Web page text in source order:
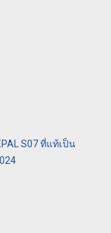
S07 ที่แท้เป็น